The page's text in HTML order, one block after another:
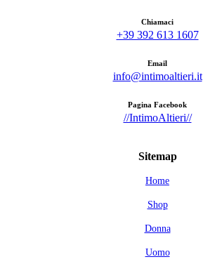
Chiamaci
+39 392 613 1607
Email
info@intimoaltieri.it
Pagina Facebook
//IntimoAltieri//
Sitemap
Home
Shop
Donna
Uomo